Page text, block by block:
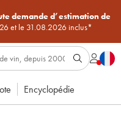
demande d’estimation de
et le 31.08.2026 inclus*
Encyclopédie